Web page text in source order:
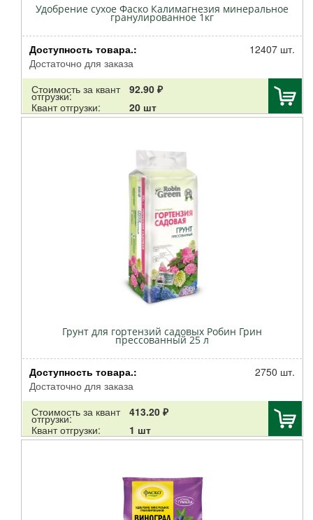
Удобрение сухое Фаско Калимагнезия минеральное
гранулированное 1кг
Доступность товара.:
Достаточно для заказа
12407 шт.
Стоимость за квант
отгрузки:
92.90 ₽
Квант отгрузки:
20 шт
Грунт для гортензий садовых Робин Грин
прессованный 25 л
Доступность товара.:
Достаточно для заказа
2750 шт.
Стоимость за квант
отгрузки:
413.20 ₽
Квант отгрузки:
1 шт